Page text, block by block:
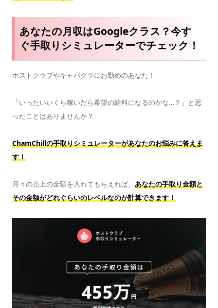
あなたの月収はGoogleクラス？今す
ぐ手取りシミュレーターでチェック！
ホストクラブやキャバクラにお勤めのあなた！
「いったいいくら稼いだら希望の給料になるのかな…？」と思
ったことはありませんか？
ChamChillの手取りシミュレーターがあなたのお悩みに答えま
す！
月々の売上の金額を入れてもらえれば、 あなたの手取り金額と
その金額がどれぐらいのレベルなのか計算できます！